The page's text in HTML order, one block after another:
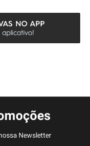
Newsletter